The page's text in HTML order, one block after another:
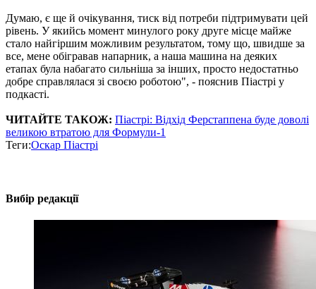
Думаю, є ще й очікування, тиск від потреби підтримувати цей
рівень. У якийсь момент минулого року друге місце майже
стало найгіршим можливим результатом, тому що, швидше за
все, мене обігравав напарник, а наша машина на деяких
етапах була набагато сильніша за інших, просто недостатньо
добре справлялася зі своєю роботою", - пояснив Піастрі у
подкасті.
ЧИТАЙТЕ ТАКОЖ: Піастрі: Відхід Ферстаппена буде доволі
великою втратою для Формули-1
Теги:Оскар Піастрі
Вибір редакції